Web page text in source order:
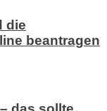
die
beantragen